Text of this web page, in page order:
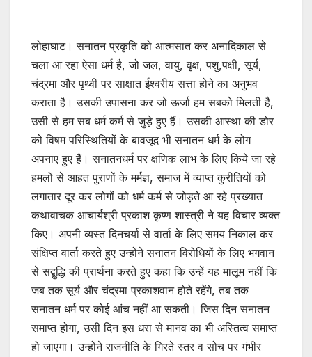
लोहाघाट। सनातन प्रकृति को आत्मसात कर अनादिकाल से
चला आ रहा ऐसा धर्म है, जो जल, वायु, वृक्ष, पशु,पक्षी, सूर्य,
चंद्रमा और पृथ्वी पर साक्षात ईश्वरीय सत्ता होने का अनुभव
कराता है। उसकी उपासना कर जो ऊर्जा हम सबको मिलती है,
उसी से हम सब धर्म कर्म से जुड़े हुए हैं। उसकी आस्था की डोर
को विषम परिस्थितियों के बावजूद भी सनातन धर्म के लोग
अपनाए हुए हैं। सनातनधर्म पर क्षणिक लाभ के लिए किये जा रहे
हमलों से आहत पुराणों के मर्मज्ञ, समाज में व्याप्त कुरीतियों को
लगातार दूर कर लोगों को धर्म कर्म से जोड़ते आ रहे प्रख्यात
कथावाचक आचार्यश्री प्रकाश कृष्ण शास्त्री ने यह विचार व्यक्त
किए। अपनी व्यस्त दिनचर्या से वार्ता के लिए समय निकाल कर
संक्षिप्त वार्ता करते हुए उन्होंने सनातन विरोधियों के लिए भगवान
से सद्बुद्धि की प्रार्थना करते हुए कहा कि उन्हें यह मालूम नहीं कि
जब तक सूर्य और चंद्रमा प्रकाशवान होते रहेंगे, तब तक
सनातन धर्म पर कोई आंच नहीं आ सकती। जिस दिन सनातन
समाप्त होगा, उसी दिन इस धरा से मानव का भी अस्तित्व समाप्त
हो जाएगा। उन्होंने राजनीति के गिरते स्तर व सोच पर गंभीर